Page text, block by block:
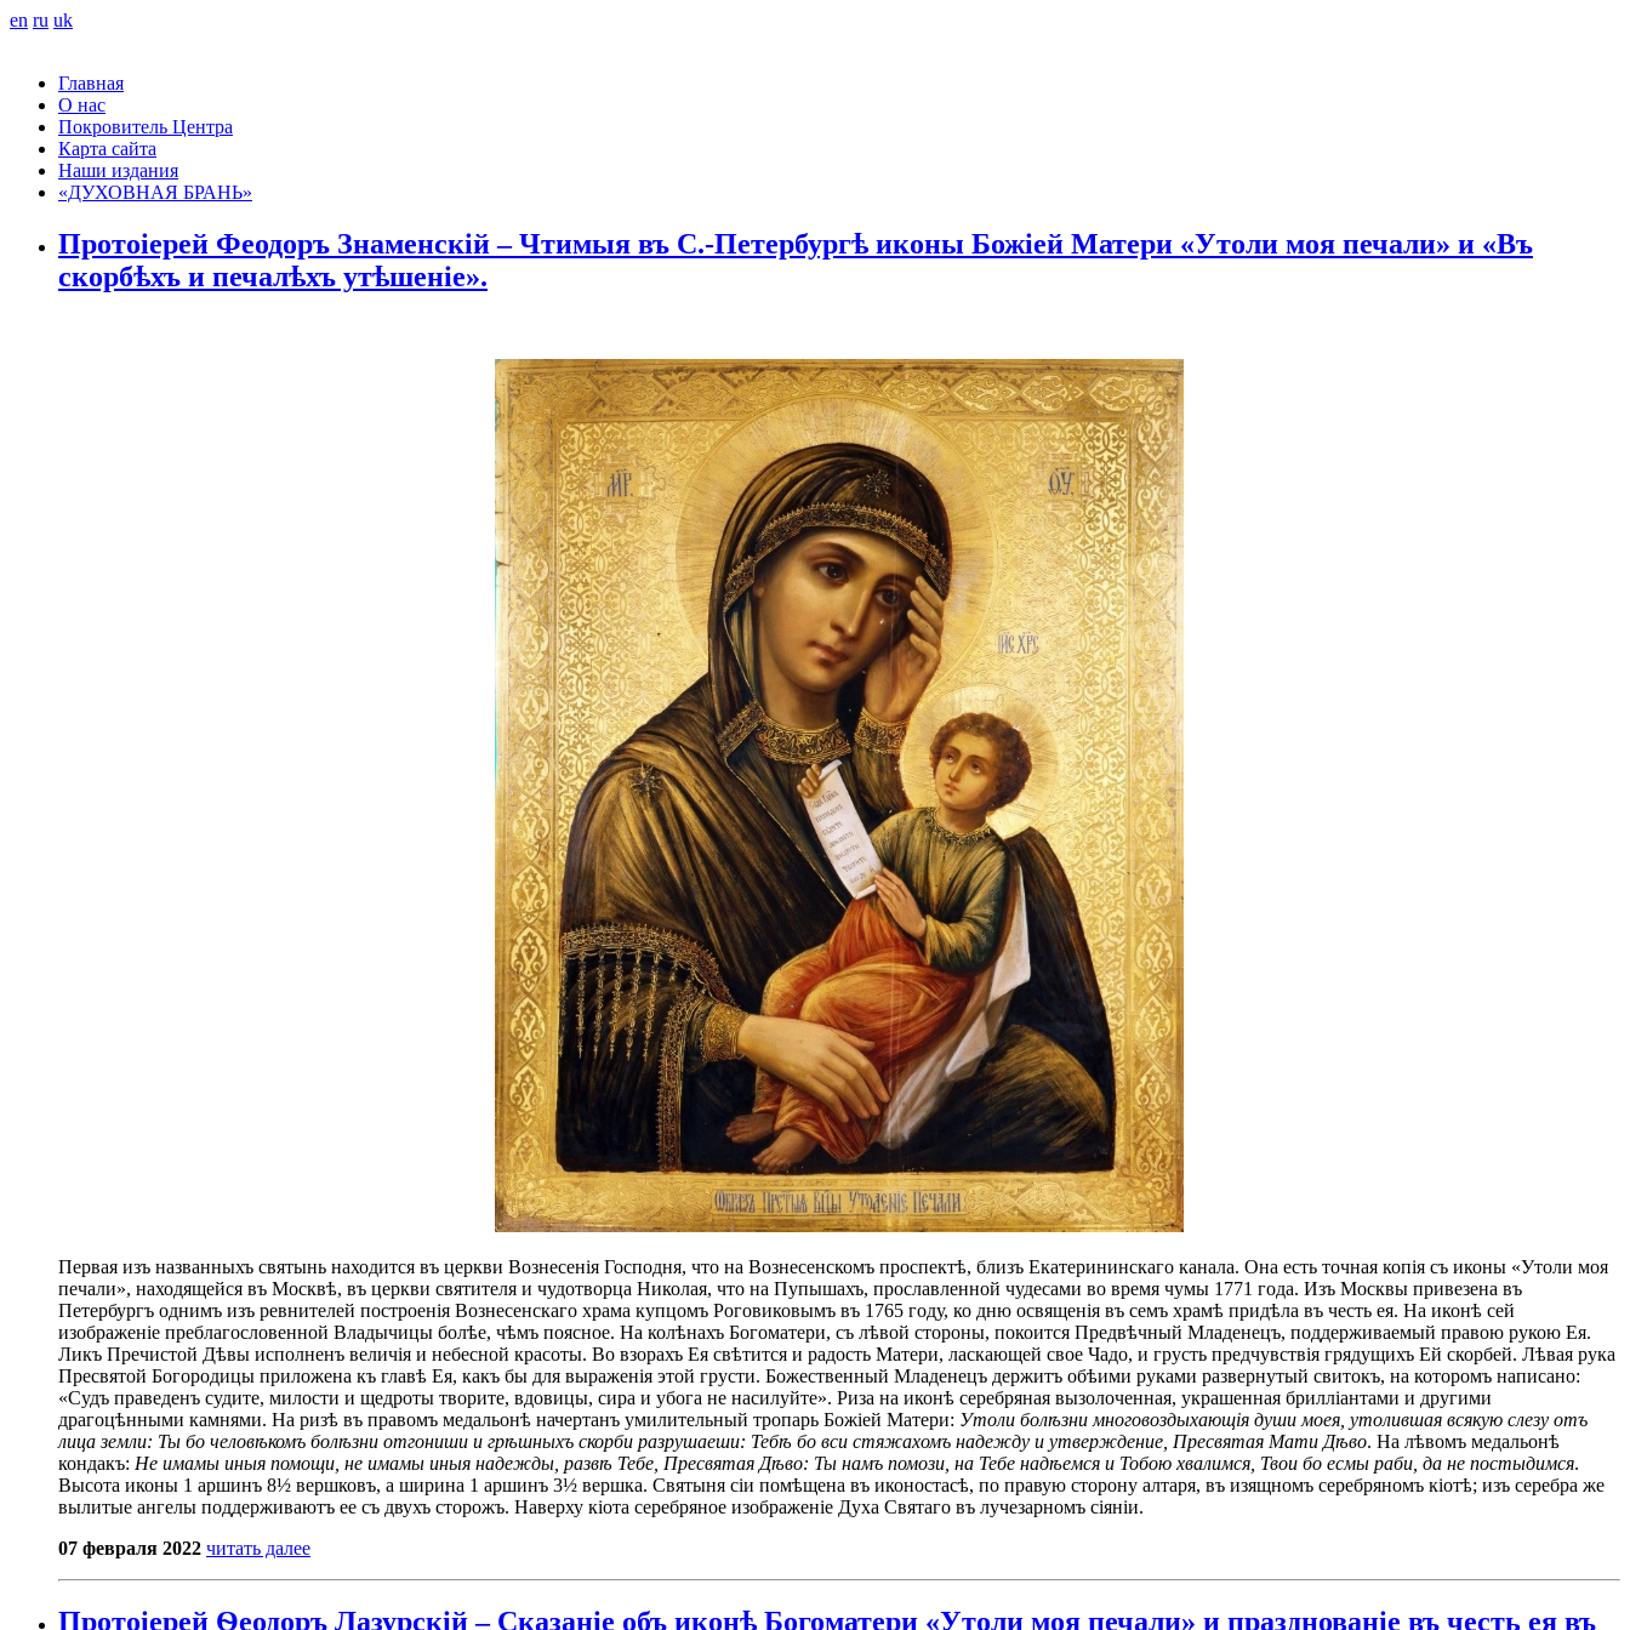
en ru uk
Главная
О нас
Покровитель Центра
Карта сайта
Наши издания
«ДУХОВНАЯ БРАНЬ»
Протоіерей Феодоръ Знаменскій – Чтимыя въ С.-Петербургѣ иконы Божіей Матери «Утоли моя печали» и «Въ
скорбѣхъ и печалѣхъ утѣшеніе».
Первая изъ названныхъ святынь находится въ церкви Вознесенія Господня, что на Вознесенскомъ проспектѣ, близъ Екатерининскаго канала. Она есть точная копія съ иконы «Утоли моя
печали», находящейся въ Москвѣ, въ церкви святителя и чудотворца Николая, что на Пупышахъ, прославленной чудесами во время чумы 1771 года. Изъ Москвы привезена въ
Петербургъ однимъ изъ ревнителей построенія Вознесенскаго храма купцомъ Роговиковымъ въ 1765 году, ко дню освященія въ семъ храмѣ придѣла въ честь ея. На иконѣ сей
изображеніе преблагословенной Владычицы болѣе, чѣмъ поясное. На колѣнахъ Богоматери, съ лѣвой стороны, покоится Предвѣчный Младенецъ, поддерживаемый правою рукою Ея.
Ликъ Пречистой Дѣвы исполненъ величія и небесной красоты. Во взорахъ Ея свѣтится и радость Матери, ласкающей свое Чадо, и грусть предчувствія грядущихъ Ей скорбей. Лѣвая рука
Пресвятой Богородицы приложена къ главѣ Ея, какъ бы для выраженія этой грусти. Божественный Младенецъ держитъ обѣими руками развернутый свитокъ, на которомъ написано:
«Судъ праведенъ судите, милости и щедроты творите, вдовицы, сира и убога не насилуйте». Риза на иконѣ серебряная вызолоченная, украшенная брилліантами и другими
драгоцѣнными камнями. На ризѣ въ правомъ медальонѣ начертанъ умилительный тропарь Божіей Матери: Утоли болѣзни многовоздыхающія души моея, утолившая всякую слезу отъ
лица земли: Ты бо человѣкомъ болѣзни отгониши и грѣшныхъ скорби разрушаеши: Тебѣ бо вси стяжахомъ надежду и утверждение, Пресвятая Мати Дѣво. На лѣвомъ медальонѣ
кондакъ: Не имамы иныя помощи, не имамы иныя надежды, развѣ Тебе, Пресвятая Дѣво: Ты намъ помози, на Тебе надѣемся и Тобою хвалимся, Твои бо есмы раби, да не постыдимся.
Высота иконы 1 аршинъ 8½ вершковъ, а ширина 1 аршинъ 3½ вершка. Святыня сіи помѣщена въ иконостасѣ, по правую сторону алтаря, въ изящномъ серебряномъ кіотѣ; изъ серебра же
вылитые ангелы поддерживаютъ ее съ двухъ сторожъ. Наверху кіота серебряное изображеніе Духа Святаго въ лучезарномъ сіяніи.
07 февраля 2022 читать далее
Протоіерей Ѳеодоръ Лазурскій – Сказаніе объ иконѣ Богоматери «Утоли моя печали» и празднованіе въ честь ея въ